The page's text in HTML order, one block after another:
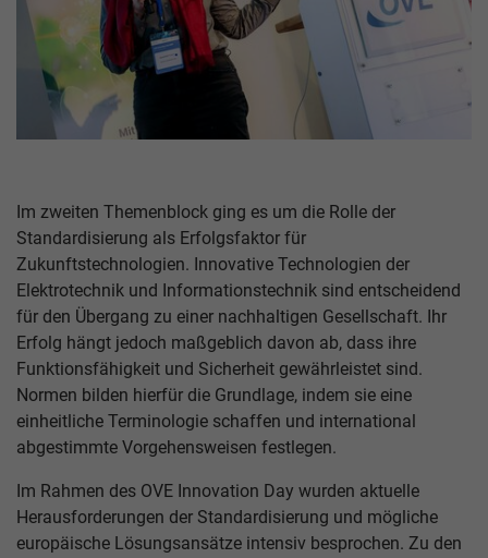
Im zweiten Themenblock ging es um die Rolle der
Standardisierung als Erfolgsfaktor für
Zukunftstechnologien. Innovative Technologien der
Elektrotechnik und Informationstechnik sind entscheidend
für den Übergang zu einer nachhaltigen Gesellschaft. Ihr
Erfolg hängt jedoch maßgeblich davon ab, dass ihre
Funktionsfähigkeit und Sicherheit gewährleistet sind.
Normen bilden hierfür die Grundlage, indem sie eine
einheitliche Terminologie schaffen und international
abgestimmte Vorgehensweisen festlegen.
Im Rahmen des OVE Innovation Day wurden aktuelle
Herausforderungen der Standardisierung und mögliche
europäische Lösungsansätze intensiv besprochen. Zu den